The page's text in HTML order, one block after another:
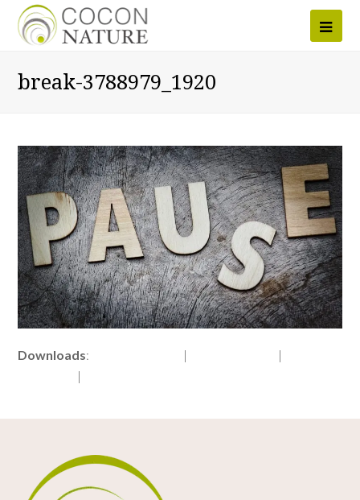
break-3788979_1920
Downloads: | |
|